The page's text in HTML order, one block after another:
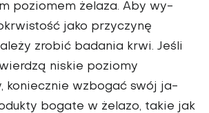
poziomem żelaza. Aby wy­
jako przyczynę
zrobić badania krwi. Jeśli
niskie poziomy
ko­niecznie wzbogać swój ja­
bogate w żelazo, takie jak